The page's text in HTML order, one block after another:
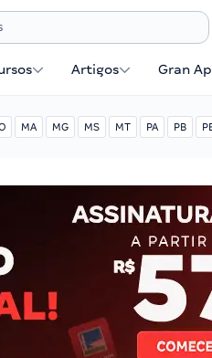
Artigos Gran
MA MG MS MT PA PB